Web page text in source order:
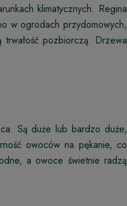
klimatycznych. Regina
w ogrodach przydomowych,
pozbiorczą. Drzewa
Są duże lub bardzo duże,
owoców na pękanie, co
a owoce świetnie radzą